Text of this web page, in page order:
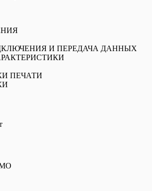
И ПЕРЕДАЧА ДАННЫХ
ПЕЧАТИ
МО